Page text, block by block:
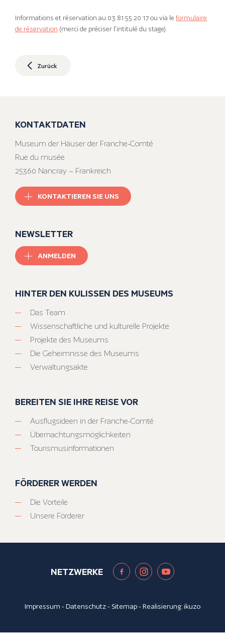
Informations et réservation au 03 81 55 20 17 ou via le formulaire
de réservation (merci de préciser l’intitulé du stage).
Zurück
KONTAKTDATEN
Museum der Häuser der Franche-Comté
Rue du musée
25360 Nancray – Frankreich
KONTAKTIEREN SIE UNS
NEWSLETTER
ANMELDEN
HINTER DEN KULISSEN DES MUSEUMS
Das Team
Wissenschaftliche und kulturelle Projekte
Projekte des Museums
Die Geheimnisse des Museums
Verwaltungsakte
BEREITEN SIE IHRE REISE VOR
Ausflugsideen in der Franche-Comté
Übernachtungsmöglichkeiten
Tourismusinformationen
FÖRDERER WERDEN
Die Vorteile
Unsere Förderer
NETZWERKE
Impressum -Datenschutz- Sitemap- Realisierung:ikuzo